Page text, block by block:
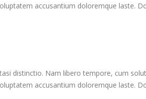
accusantium doloremque laste.
distinctio. Nam libero tempore, cum
accusantium doloremque laste.